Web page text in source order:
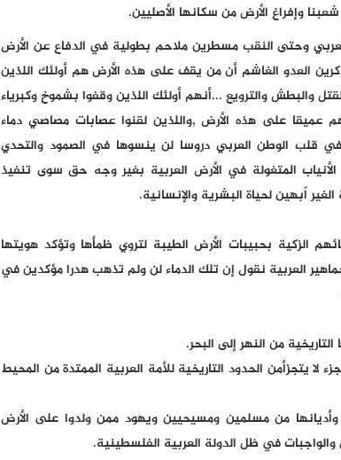
شعبنا وإفراغ الأرض من سكانها الأصليين.
أهلنا من الجليل العربي وحتى النقب مسطرين ملاحم بطولية في الدفاع عن الأرض
العدو الغاشم أن من يقف على هذه الأرض هم أولئك اللذين
والبطش والترويع ...أنهم أولئك اللذين وقفوا بشموخ وكبرياء
عميقا على هذه الأرض ,واللذين لقنوا عصابات مصاصي دماء
في قلب الوطن العربي دروسا لن ينسوها في الصمود والتحدي
المتغولة في الأرض العربية بغير وجه حق سوى تنفيذ
الغير اّبهين لحياة البشرية والإنسانية.
بحبيبات الأرض الطيبة لتروي ظمأها وتؤكد هويتها
العربية نقول إن تلك الدماء لن ولم تذهب هدرا مؤكدين في
من النهر إلى البحر.
يتجزأمن الحدود التاريخية للأمة العربية الممتدة من المحيط
من مسلمين ومسيحيين ويهود ممن ولدوا على الأرض
في ظل الدولة العربية الفلسطينية.